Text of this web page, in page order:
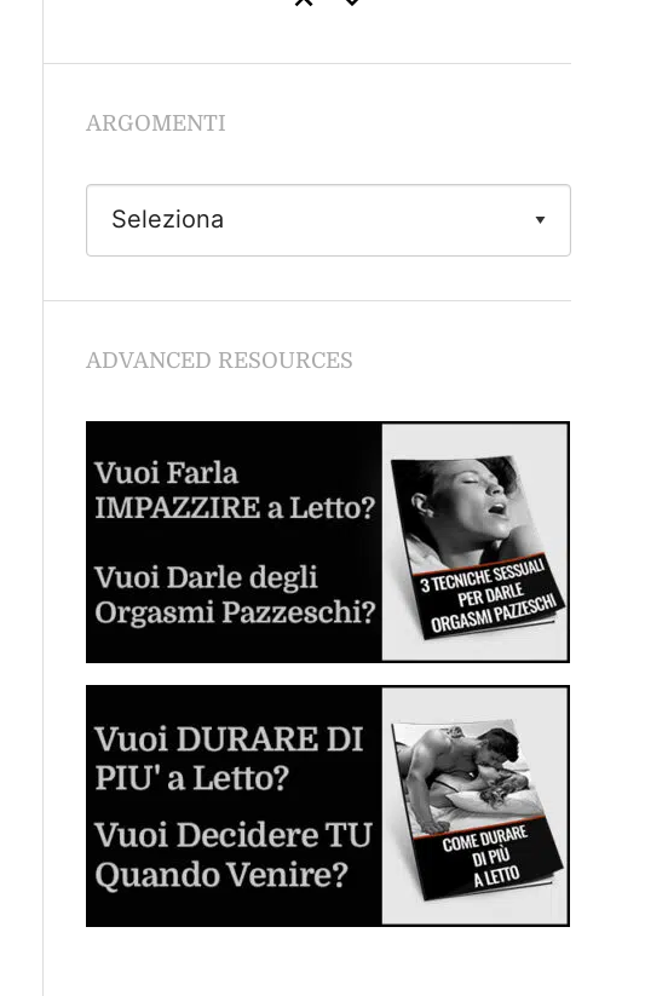
Come Stimolare il Clitoride
penetrazione anale in piena sicurezza.
Inizia a sperimentare e divertirti
Dilatatore Anale (Butt Plug o Anal Plug)
Cos'è, come si usa e come scegliere il
Sesso Anale per la Prima Volta
La guida step by step per sverginarla dal
culo
ARGOMENTI
ADVANCED RESOURCES